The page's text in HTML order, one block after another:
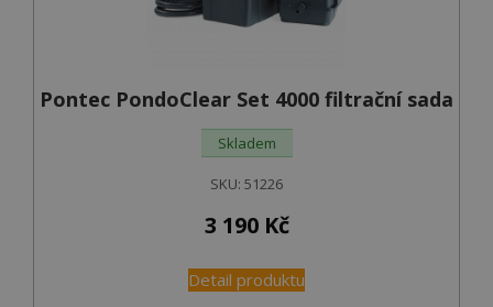
Pontec PondoClear Set 4000 filtrační sada
Skladem
SKU: 51226
3 190 Kč
Detail produktu